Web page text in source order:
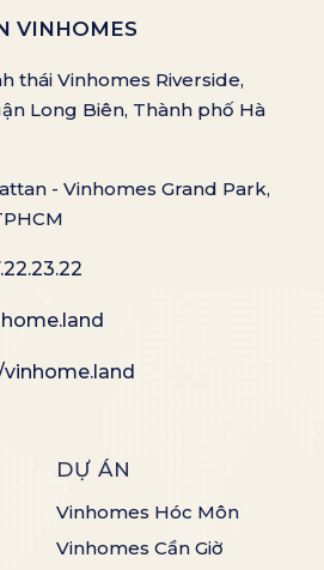
VINHOMES
thái Vinhomes Riverside,
Long Biên, Thành phố Hà
- Vinhomes Grand Park,
DỰ ÁN
Vinhomes Hóc Môn
Vinhomes Cần Giờ